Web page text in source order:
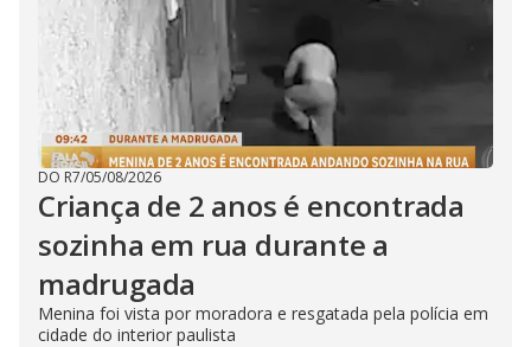
DO R7/05/08/2026
Criança de 2 anos é encontrada
sozinha em rua durante a
madrugada
Menina foi vista por moradora e resgatada pela polícia em
cidade do interior paulista